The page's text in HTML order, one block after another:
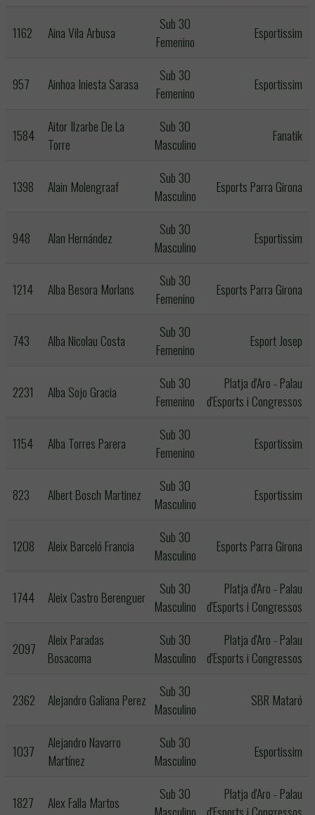
1162 Aina Vila Arbusa
Sub 30
Femenino
Esportissim
957 Ainhoa Iniesta Sarasa
Sub 30
Femenino
Esportissim
1584
Aitor Ilzarbe De La
Torre
Sub 30
Masculino
Fanatik
1398 Alain Molengraaf
Sub 30
Masculino
Esports Parra Girona
948 Alan Hernández
Sub 30
Masculino
Esportissim
1214 Alba Besora Morlans
Sub 30
Femenino
Esports Parra Girona
743 Alba Nicolau Costa
Sub 30
Femenino
Esport Josep
2231 Alba Sojo Gracia
Sub 30
Femenino
Platja d'Aro - Palau
d'Esports i Congressos
1154 Alba Torres Parera
Sub 30
Femenino
Esportissim
823 Albert Bosch Martinez
Sub 30
Masculino
Esportissim
1208 Aleix Barceló Francia
Sub 30
Masculino
Esports Parra Girona
1744 Aleix Castro Berenguer
Sub 30
Masculino
Platja d'Aro - Palau
d'Esports i Congressos
2097
Aleix Paradas
Bosacoma
Sub 30
Masculino
Platja d'Aro - Palau
d'Esports i Congressos
2362 Alejandro Galiana Perez
Sub 30
Masculino
SBR Mataró
1037
Alejandro Navarro
Martínez
Sub 30
Masculino
Esportissim
1827 Alex Falla Martos
Sub 30
Platja d'Aro - Palau